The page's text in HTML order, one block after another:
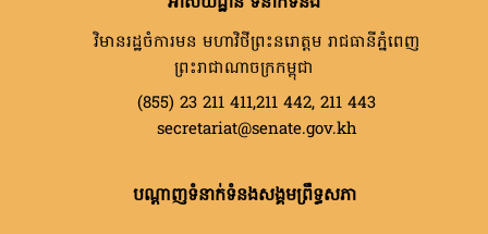
វិមានរដ្ឋចំការមន មហាវិថីព្រះនរោត្តម រាជធានីភ្នំពេញ
ព្រះរាជាណាចក្រកម្ពុជា
(855) 23 211 411,211 442, 211 443
secretariat@senate.gov.kh
បណ្តាញទំនាក់ទំនងសង្គមព្រឹទ្ធសភា